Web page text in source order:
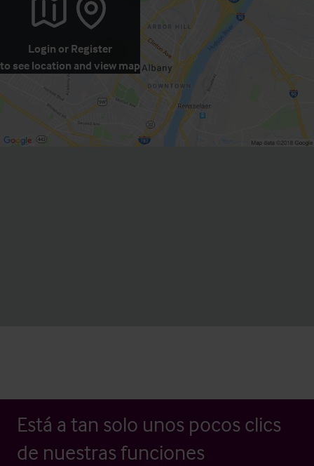
Login or Register
to see location and view map
Está a tan solo unos pocos clics
de nuestras funciones